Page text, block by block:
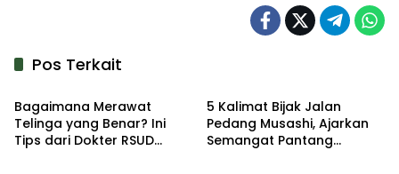
Pos Terkait
Lifestyle
Bagaimana Merawat
Telinga yang Benar? Ini
Tips dari Dokter RSUD
5 Kalimat Bijak Jalan
Pedang Musashi, Ajarkan
Semangat Pantang
Lifestyle Lifestyle